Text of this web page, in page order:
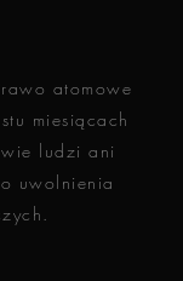
atomowe
miesiącach
ludzi ani
uwolnienia